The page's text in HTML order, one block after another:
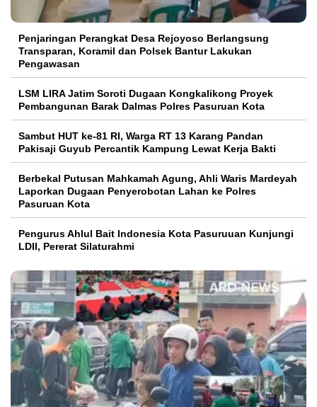
Penjaringan Perangkat Desa Rejoyoso Berlangsung
Transparan, Koramil dan Polsek Bantur Lakukan
Pengawasan
LSM LIRA Jatim Soroti Dugaan Kongkalikong Proyek
Pembangunan Barak Dalmas Polres Pasuruan Kota
Sambut HUT ke-81 RI, Warga RT 13 Karang Pandan
Pakisaji Guyub Percantik Kampung Lewat Kerja Bakti
Berbekal Putusan Mahkamah Agung, Ahli Waris Mardeyah
Laporkan Dugaan Penyerobotan Lahan ke Polres
Pasuruan Kota
Pengurus Ahlul Bait Indonesia Kota Pasuruuan Kunjungi
LDII, Pererat Silaturahmi